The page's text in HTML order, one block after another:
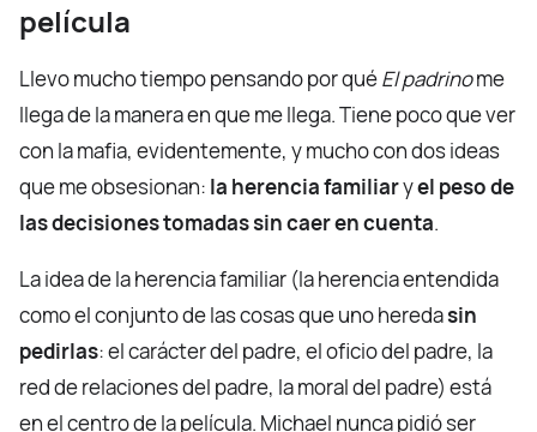
película
Llevo mucho tiempo pensando por quéEl padrinome
llega de la manera en que me llega. Tiene poco que ver
con la mafia, evidentemente, y mucho con dos ideas
que me obsesionan: la herencia familiaryel peso de
las decisiones tomadas sin caer en cuenta.
La idea de la herencia familiar (la herencia entendida
como el conjunto de las cosas que uno heredasin
pedirlas: el carácter del padre, el oficio del padre, la
red de relaciones del padre, la moral del padre) está
en el centro de la película. Michael nunca pidió ser